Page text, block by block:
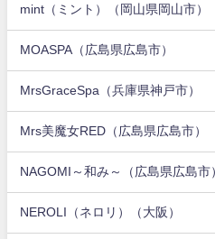
mint（ミント）（岡山県岡山市）
MOASPA（広島県広島市）
MrsGraceSpa（兵庫県神戸市）
Mrs美魔女RED（広島県広島市）
NAGOMI～和み～（広島県広島市
NEROLI（ネロリ）（大阪）